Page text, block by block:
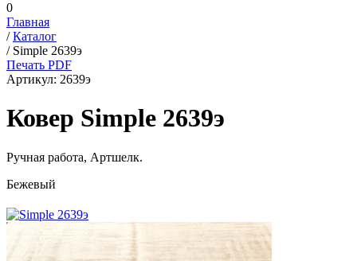
0
Главная
/Каталог
/ Simple 2639э
Печать PDF
Артикул: 2639э
Ковер Simple 2639э
Ручная работа, Артшелк.
Бежевый